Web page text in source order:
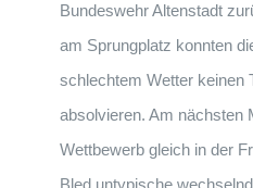
Bundeswehr Altenstadt
am Sprungplatz konnten
schlechtem Wetter keinen
absolvieren. Am nächsten
Wettbewerb gleich in der
Bled untypische